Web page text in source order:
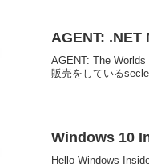
AGENT:
AGENT: The
販売をしている
Windows 10
Hello Windows